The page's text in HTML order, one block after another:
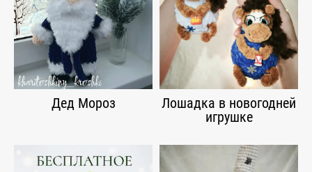
Дед Мороз
Лошадка в новогодней
игрушке